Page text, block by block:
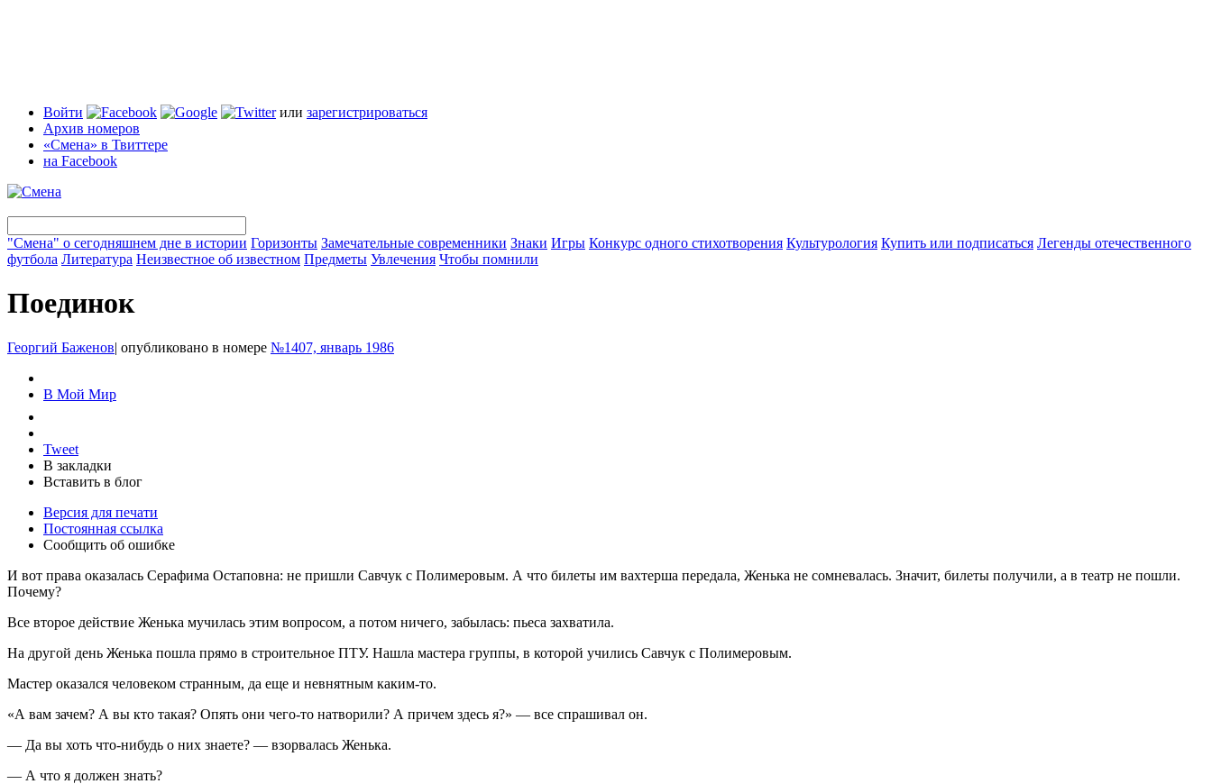
Войти или зарегистрироваться
Архив номеров
«Смена» в Твиттере
на Facebook
"Смена" о сегодняшнем дне в истории Горизонты Замечательные современники Знаки Игры Конкурс одного стихотворения Культурология Купить или подписаться Легенды отечественного
футбола Литература Неизвестное об известном Предметы Увлечения Чтобы помнили
Поединок
Георгий Баженов| опубликовано в номере №1407, январь 1986
В Мой Мир
Tweet
В закладки
Вставить в блог
Версия для печати
Постоянная ссылка
Сообщить об ошибке
И вот права оказалась Серафима Остаповна: не пришли Савчук с Полимеровым. А что билеты им вахтерша передала, Женька не сомневалась. Значит, билеты получили, а в театр не пошли.
Почему?
Все второе действие Женька мучилась этим вопросом, а потом ничего, забылась: пьеса захватила.
На другой день Женька пошла прямо в строительное ПТУ. Нашла мастера группы, в которой учились Савчук с Полимеровым.
Мастер оказался человеком странным, да еще и невнятным каким-то.
«А вам зачем? А вы кто такая? Опять они чего-то натворили? А причем здесь я?» — все спрашивал он.
— Да вы хоть что-нибудь о них знаете? — взорвалась Женька.
— А что я должен знать?